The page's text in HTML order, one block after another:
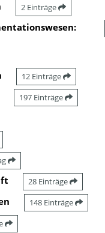
2 Einträge
12 Einträge
197 Einträge
28 Einträge
148 Einträge